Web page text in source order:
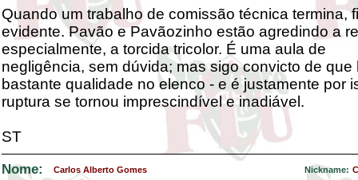
Quando um trabalho de comissão técnica termina,
evidente. Pavão e Pavãozinho estão agredindo a
especialmente, a torcida tricolor. É uma aula de
negligência, sem dúvida; mas sigo convicto de que
bastante qualidade no elenco - e é justamente por
ruptura se tornou imprescindível e inadiável.
ST
Nome: Carlos Alberto Gomes Nickname: